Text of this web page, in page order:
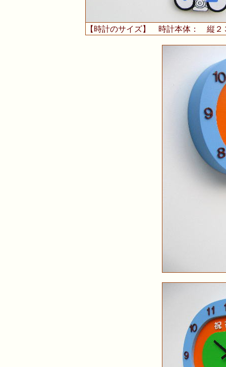
【時計のサイズ】 時計本体： 縦